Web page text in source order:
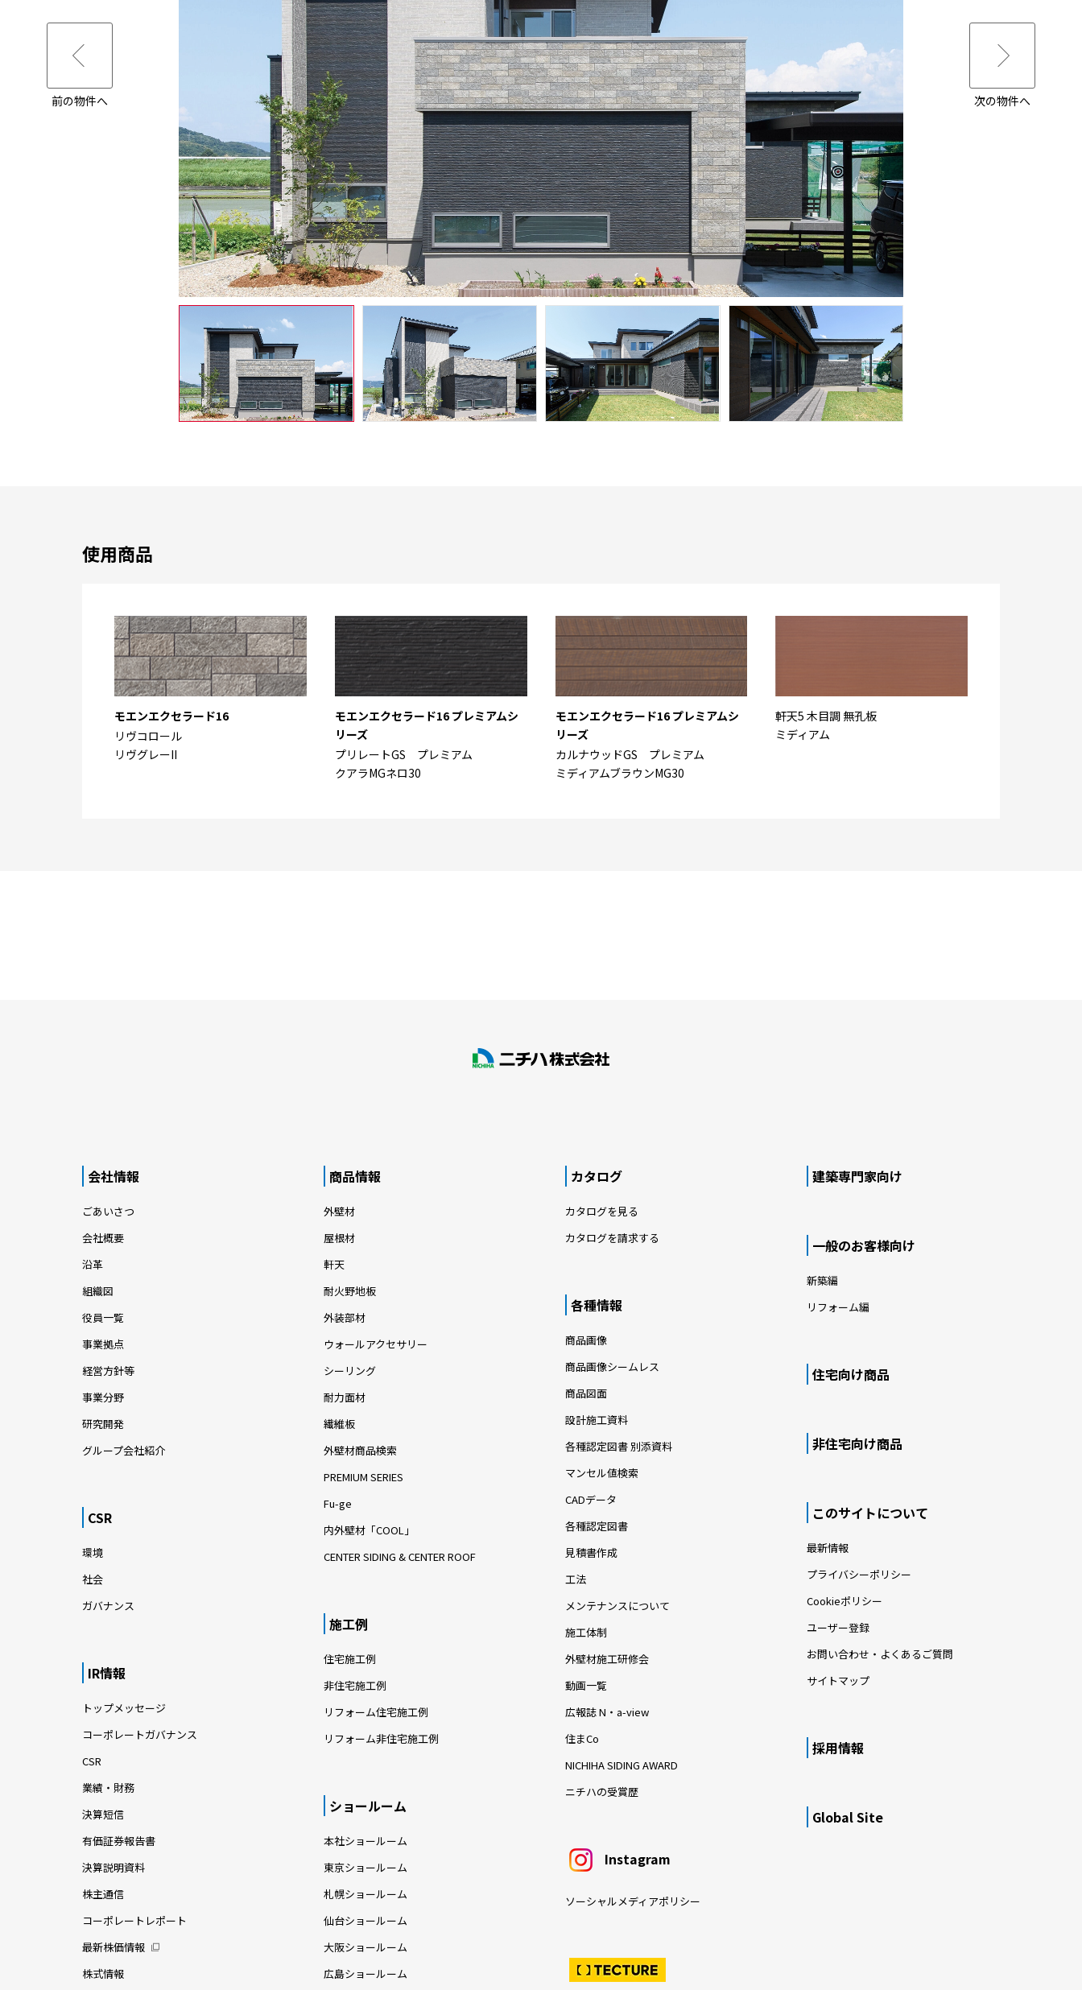
前の物件へ 次の物件へ
使用商品
モエンエクセラード16
リヴコロール
リヴグレーII
モエンエクセラード16 プレミアムシ
リーズ
プリレートGS プレミアム
クアラMGネロ30
モエンエクセラード16 プレミアムシ
リーズ
カルナウッドGS プレミアム
ミディアムブラウンMG30
軒天5 木目調 無孔板
ミディアム
会社情報
ごあいさつ
会社概要
沿革
組織図
役員一覧
事業拠点
経営方針等
事業分野
研究開発
グループ会社紹介
CSR
環境
社会
ガバナンス
IR情報
トップメッセージ
コーポレートガバナンス
CSR
業績・財務
決算短信
有価証券報告書
決算説明資料
株主通信
コーポレートレポート
最新株価情報
株式情報
商品情報
外壁材
屋根材
軒天
耐火野地板
外装部材
ウォールアクセサリー
シーリング
耐力面材
繊維板
外壁材商品検索
PREMIUM SERIES
Fu-ge
内外壁材「COOL」
CENTER SIDING & CENTER ROOF
施工例
住宅施工例
非住宅施工例
リフォーム住宅施工例
リフォーム非住宅施工例
ショールーム
本社ショールーム
東京ショールーム
札幌ショールーム
仙台ショールーム
大阪ショールーム
広島ショールーム
カタログ
カタログを見る
カタログを請求する
各種情報
商品画像
商品画像シームレス
商品図面
設計施工資料
各種認定図書 別添資料
マンセル値検索
CADデータ
各種認定図書
見積書作成
工法
メンテナンスについて
施工体制
外壁材施工研修会
動画一覧
広報誌 N・a-view
住まCo
NICHIHA SIDING AWARD
ニチハの受賞歴
Instagram
ソーシャルメディアポリシー
建築専門家向け
一般のお客様向け
新築編
リフォーム編
住宅向け商品
非住宅向け商品
このサイトについて
最新情報
プライバシーポリシー
Cookieポリシー
ユーザー登録
お問い合わせ・よくあるご質問
サイトマップ
採用情報
Global Site